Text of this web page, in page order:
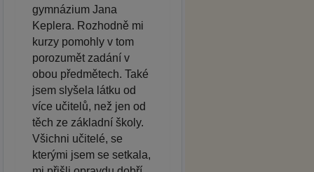
gymnázium Jana
Keplera. Rozhodně mi
kurzy pomohly v tom
porozumět zadání v
obou předmětech. Také
jsem slyšela látku od
více učitelů, než jen od
těch ze základní školy.
Všichni učitelé, se
kterými jsem se setkala,